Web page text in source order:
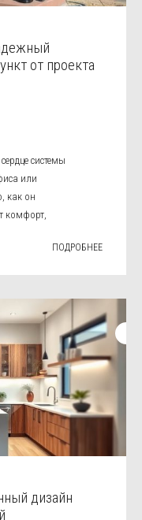
от проекта
системы
или
как он
комфорт,
ПОДРОБНЕЕ
дизайн